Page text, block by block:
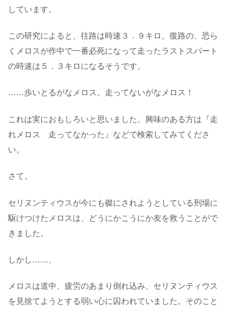
しています。
この研究によると、往路は時速３．９キロ。復路の、恐ら
くメロスが作中で一番必死になって走ったラストスパート
の時速は５．３キロになるそうです。
……歩いとるがなメロス。走ってないがなメロス！
これは実におもしろいと思いました。興味のある方は『走
れメロス 走ってなかった』などで検索してみてくださ
い。
さて。
セリヌンティウスが今にも磔にされようとしている刑場に
駆けつけたメロスは、どうにかこうにか友を救うことがで
きました。
しかし……、
メロスは道中、疲労のあまり倒れ込み、セリヌンティウス
を見捨てようとする弱い心に囚われていました。そのこと